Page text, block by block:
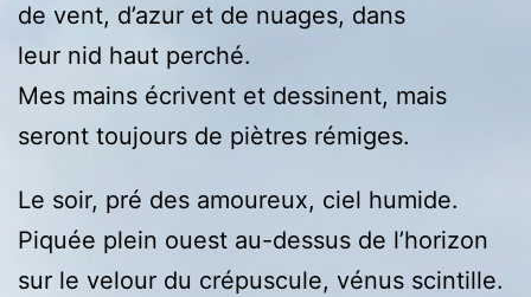
de vent, d’azur et de nuages, dans
leur nid haut perché.
Mes mains écrivent et dessinent, mais
seront toujours de piètres rémiges.
Le soir, pré des amoureux, ciel humide.
Piquée plein ouest au-dessus de l’horizon
sur le velour du crépuscule, vénus scintille.